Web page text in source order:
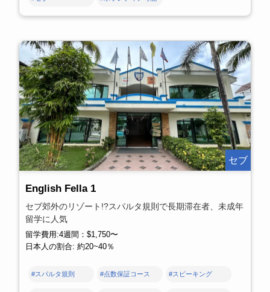
セブ
English Fella 1
セブ郊外のリゾート!?スパルタ規則で長期滞在者、未成年
留学に人気
留学費用:4週間：$1,750〜
日本人の割合: 約20~40％
#スパルタ規則 #点数保証コース #スピーキング